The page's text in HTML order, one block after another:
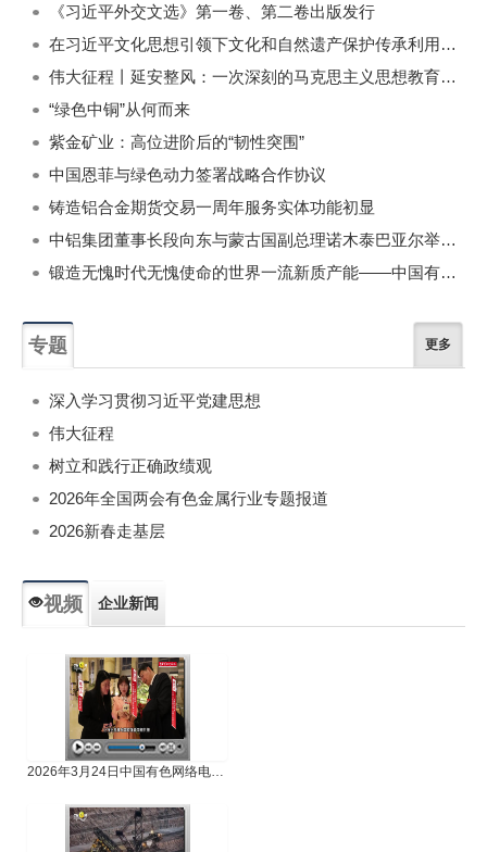
《习近平外交文选》第一卷、第二卷出版发行
在习近平文化思想引领下文化和自然遗产保护传承利用工作开创新局面
伟大征程丨延安整风：一次深刻的马克思主义思想教育运动
“绿色中铜”从何而来
紫金矿业：高位进阶后的“韧性突围”
中国恩菲与绿色动力签署战略合作协议
铸造铝合金期货交易一周年服务实体功能初显
中铝集团董事长段向东与蒙古国副总理诺木泰巴亚尔举行会谈
锻造无愧时代无愧使命的世界一流新质产能——中国有色金属工业的战略应对与破局之道（二）
专题 更多
深入学习贯彻习近平党建思想
伟大征程
树立和践行正确政绩观
2026年全国两会有色金属行业专题报道
2026新春走基层
视频 企业新闻
2026年3月24日中国有色网络电视新闻